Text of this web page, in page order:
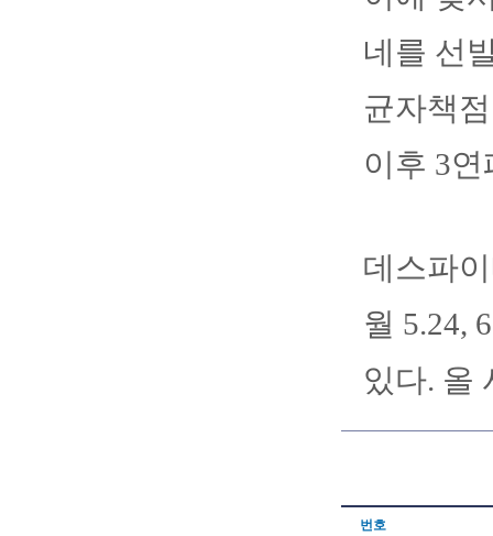
네를 선
균자책
이후 3
데스파
월 5.24,
있다. 올
번호